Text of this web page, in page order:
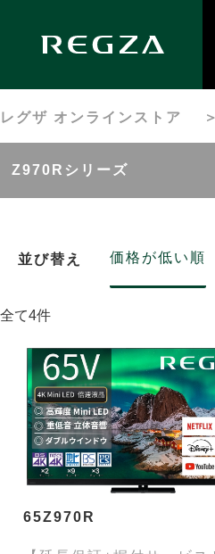
レグザ オンラインストア
Z970Rシリーズ
並び替え 価格が低い順
全て4件
65Z970R